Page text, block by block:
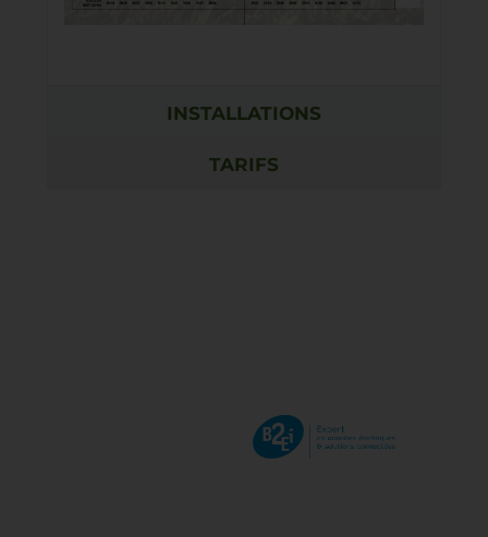
INSTALLATIONS
TARIFS